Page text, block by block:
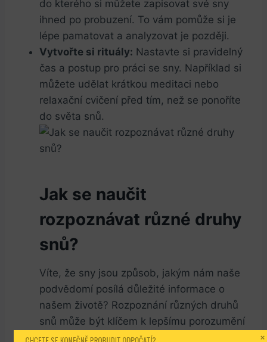
do kterého si můžete zapisovat své sny
ihned po probuzení. To vám pomůže si je
lépe pamatovat a analyzovat je později.
Vytvořte si rituály: Nastavte si pravidelný
čas a postup pro práci se sny. Například si
můžete udělat krátkou meditaci nebo
relaxační cvičení před tím, než se ponoříte
do světa snů.
Jak se naučit
rozpoznávat různé druhy
snů?
Víte, že sny jsou způsob, jakým nám naše
podvědomí posílá důležité informace o
našem životě? Rozpoznání různých druhů
snů může být klíčem k lepšímu porozumění
sami sobě a svým emocím. Jak ale rozluštit